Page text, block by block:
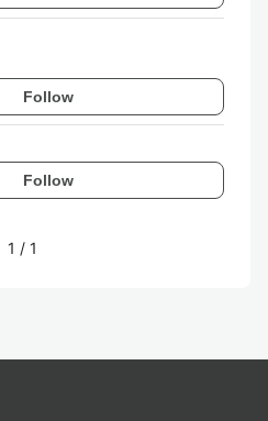
Follow
Follow
1 / 1